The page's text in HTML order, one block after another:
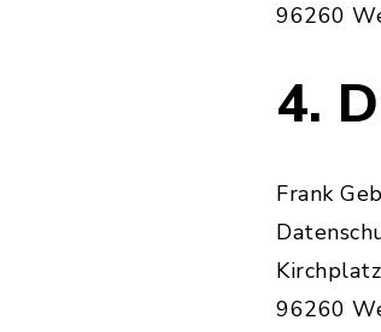
96260
4.
Frank
96260